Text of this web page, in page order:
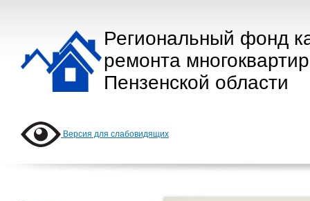
Региональный фонд
ремонта
Пензенской области
Версия для слабовидящих